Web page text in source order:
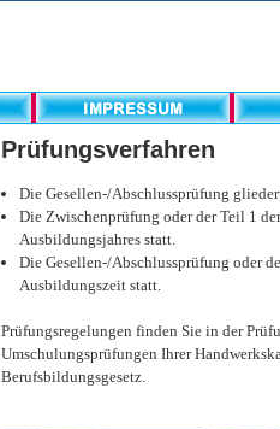
Prüfungsverfahren
Die Gesellen-/Abschlussprüfung
Die Zwischenprüfung oder der Teil 1
Ausbildungsjahres statt.
Die Gesellen-/Abschlussprüfung oder
Ausbildungszeit statt.
Prüfungsregelungen finden Sie in der
Umschulungsprüfungen Ihrer
Berufsbildungsgesetz.